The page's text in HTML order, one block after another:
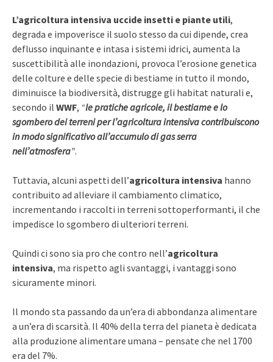
L’agricoltura intensiva uccide insetti e piante utili,
degrada e impoverisce il suolo stesso da cui dipende, crea
deflusso inquinante e intasa i sistemi idrici, aumenta la
suscettibilità alle inondazioni, provoca l’erosione genetica
delle colture e delle specie di bestiame in tutto il mondo,
diminuisce la biodiversità, distrugge gli habitat naturali e,
secondo il WWF, “le pratiche agricole, il bestiame e lo
sgombero dei terreni per l’agricoltura intensiva contribuiscono
in modo significativo all’accumulo di gas serra
nell’atmosfera”.
Tuttavia, alcuni aspetti dell’agricoltura intensiva hanno
contribuito ad alleviare il cambiamento climatico,
incrementando i raccolti in terreni sottoperformanti, il che
impedisce lo sgombero di ulteriori terreni.
Quindi ci sono sia pro che contro nell’agricoltura
intensiva, ma rispetto agli svantaggi, i vantaggi sono
sicuramente minori.
Il mondo sta passando da un’era di abbondanza alimentare
a un’era di scarsità. Il 40% della terra del pianeta è dedicata
alla produzione alimentare umana – pensate che nel 1700
era del 7%.